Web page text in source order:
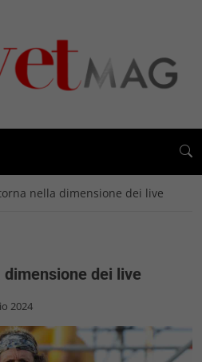
nella dimensione dei live
dei live
2024